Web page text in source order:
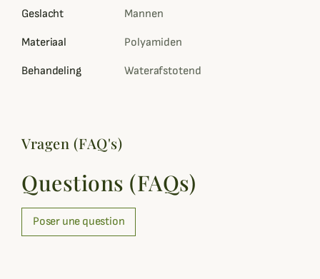
Geslacht Mannen
Materiaal Polyamiden
Behandeling Waterafstotend
Vragen (FAQ's)
Questions (FAQs)
Poser une question